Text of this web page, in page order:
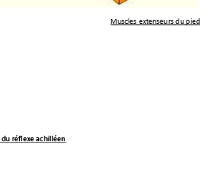
Muscles extenseurs du pied
du réflexe achilléen